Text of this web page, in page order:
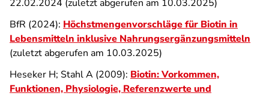
22.02.2024 (zuletzt abgerufen am 10.03.2025)
BfR (2024): Höchstmengenvorschläge für Biotin in
Lebensmitteln inklusive Nahrungsergänzungsmitteln
(zuletzt abgerufen am 10.03.2025)
Heseker H; Stahl A (2009): Biotin: Vorkommen,
Funktionen, Physiologie, Referenzwerte und